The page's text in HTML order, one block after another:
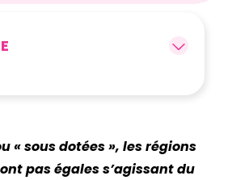
« sous dotées », les régions
pas égales s’agissant du